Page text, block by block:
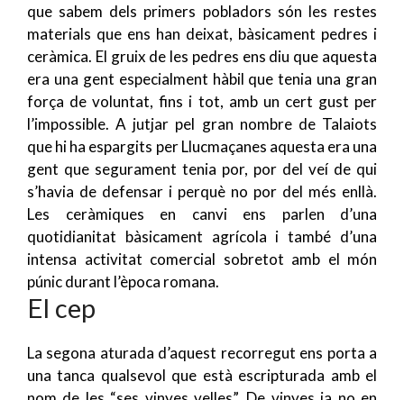
que sabem dels primers pobladors són les restes
materials que ens han deixat, bàsicament pedres i
ceràmica. El gruix de les pedres ens diu que aquesta
era una gent especialment hàbil que tenia una gran
força de voluntat, fins i tot, amb un cert gust per
l’impossible. A jutjar pel gran nombre de Talaiots
que hi ha espargits per Llucmaçanes aquesta era una
gent que segurament tenia por, por del veí de qui
s’havia de defensar i perquè no por del més enllà.
Les ceràmiques en canvi ens parlen d’una
quotidianitat bàsicament agrícola i també d’una
intensa activitat comercial sobretot amb el món
púnic durant l’època romana.
El cep
La segona aturada d’aquest recorregut ens porta a
una tanca qualsevol que està escripturada amb el